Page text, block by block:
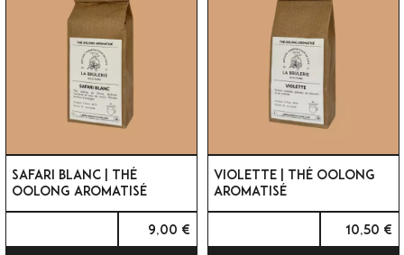
SAFARI BLANC | THÉ
OOLONG AROMATISÉ
9,00 €
VIOLETTE | THÉ OOLONG
AROMATISÉ
10,50 €